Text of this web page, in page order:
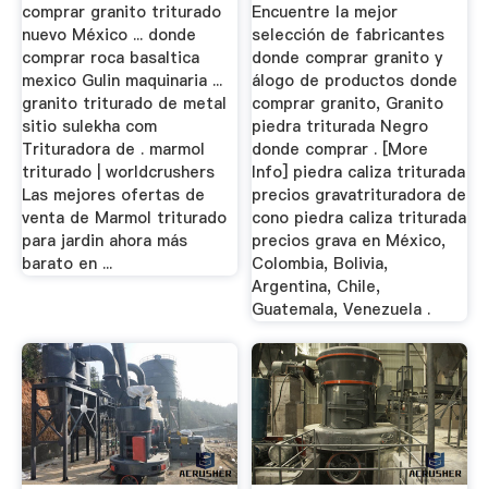
comprar granito triturado
nuevo México ... donde
comprar roca basaltica
mexico Gulin maquinaria ...
granito triturado de metal
sitio sulekha com
Trituradora de . marmol
triturado | worldcrushers
Las mejores ofertas de
venta de Marmol triturado
para jardin ahora más
barato en ...
Encuentre la mejor
selección de fabricantes
donde comprar granito y
álogo de productos donde
comprar granito, Granito
piedra triturada Negro
donde comprar . [More
Info] piedra caliza triturada
precios gravatrituradora de
cono piedra caliza triturada
precios grava en México,
Colombia, Bolivia,
Argentina, Chile,
Guatemala, Venezuela .